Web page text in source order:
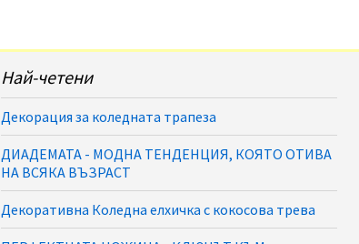
Най-четени
Декорация за коледната трапеза
ДИАДЕМАТА - МОДНА ТЕНДЕНЦИЯ, КОЯТО ОТИВА
НА ВСЯКА ВЪЗРАСТ
Декоративна Коледна елхичка с кокосова трева